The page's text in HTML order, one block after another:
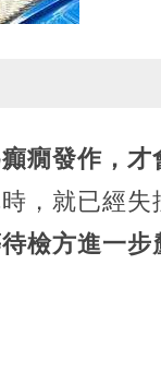
癇發作，
，就已經失
檢方進一步